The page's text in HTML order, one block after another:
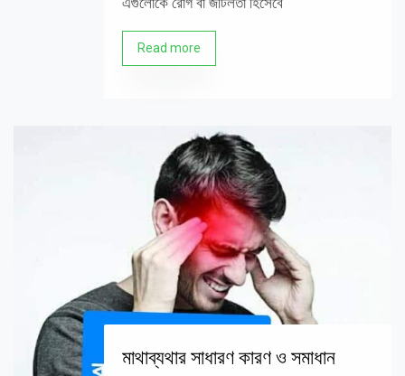
Read more
মাথাব্যথার সাধারণ কারণ ও সমাধান